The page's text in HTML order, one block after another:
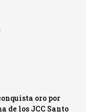
oro por
de los JCC Santo